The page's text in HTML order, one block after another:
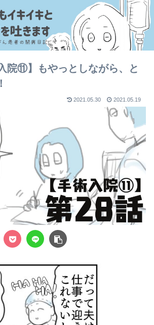
院⑪】もやっとしながら、と
2021.05.30 2021.05.19